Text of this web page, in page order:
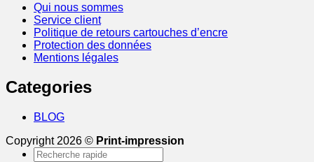
Qui nous sommes
Service client
Politique de retours cartouches d’encre
Protection des données
Mentions légales
Categories
BLOG
Copyright 2026 © Print-impression
Recherche